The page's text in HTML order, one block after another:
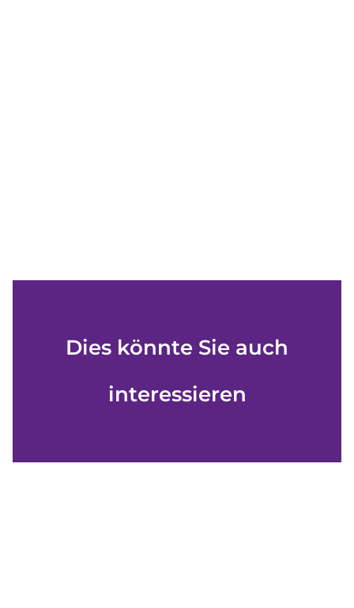
Dies könnte Sie auch
interessieren